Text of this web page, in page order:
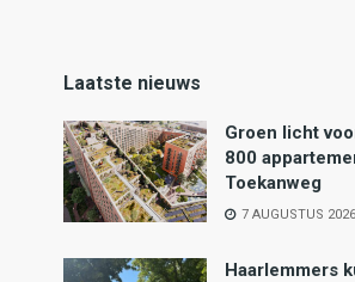
Laatste nieuws
Groen licht
800
Toekanweg
7 AUGUSTUS 2026
Haarlemmers